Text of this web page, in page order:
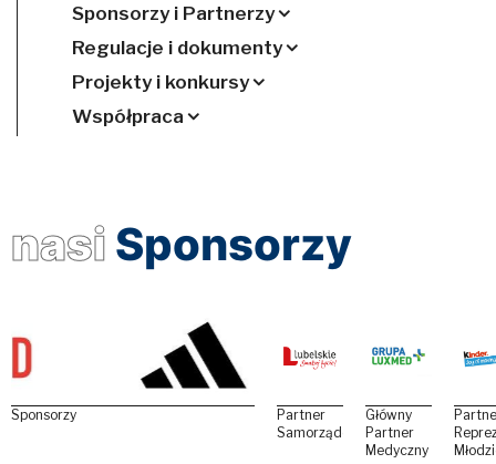
Sponsorzy i Partnerzy
Regulacje i dokumenty
Projekty i konkursy
Współpraca
nasi Sponsorzy
Sponsorzy
Partner
Samorządowy
Główny
Partner
Medyczny